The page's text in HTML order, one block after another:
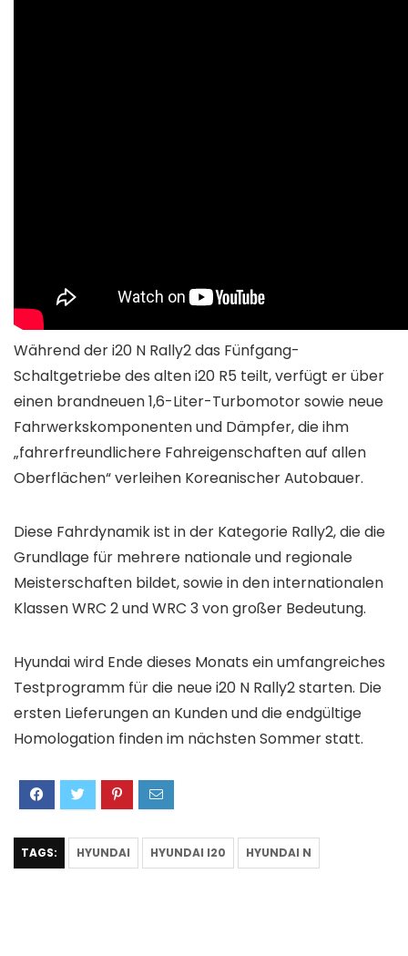
Während der i20 N Rally2 das Fünfgang-
Schaltgetriebe des alten i20 R5 teilt, verfügt er über
einen brandneuen 1,6-Liter-Turbomotor sowie neue
Fahrwerkskomponenten und Dämpfer, die ihm
„fahrerfreundlichere Fahreigenschaften auf allen
Oberflächen“ verleihen Koreanischer Autobauer.
Diese Fahrdynamik ist in der Kategorie Rally2, die die
Grundlage für mehrere nationale und regionale
Meisterschaften bildet, sowie in den internationalen
Klassen WRC 2 und WRC 3 von großer Bedeutung.
Hyundai wird Ende dieses Monats ein umfangreiches
Testprogramm für die neue i20 N Rally2 starten. Die
ersten Lieferungen an Kunden und die endgültige
Homologation finden im nächsten Sommer statt.
TAGS: HYUNDAI HYUNDAI I20 HYUNDAI N